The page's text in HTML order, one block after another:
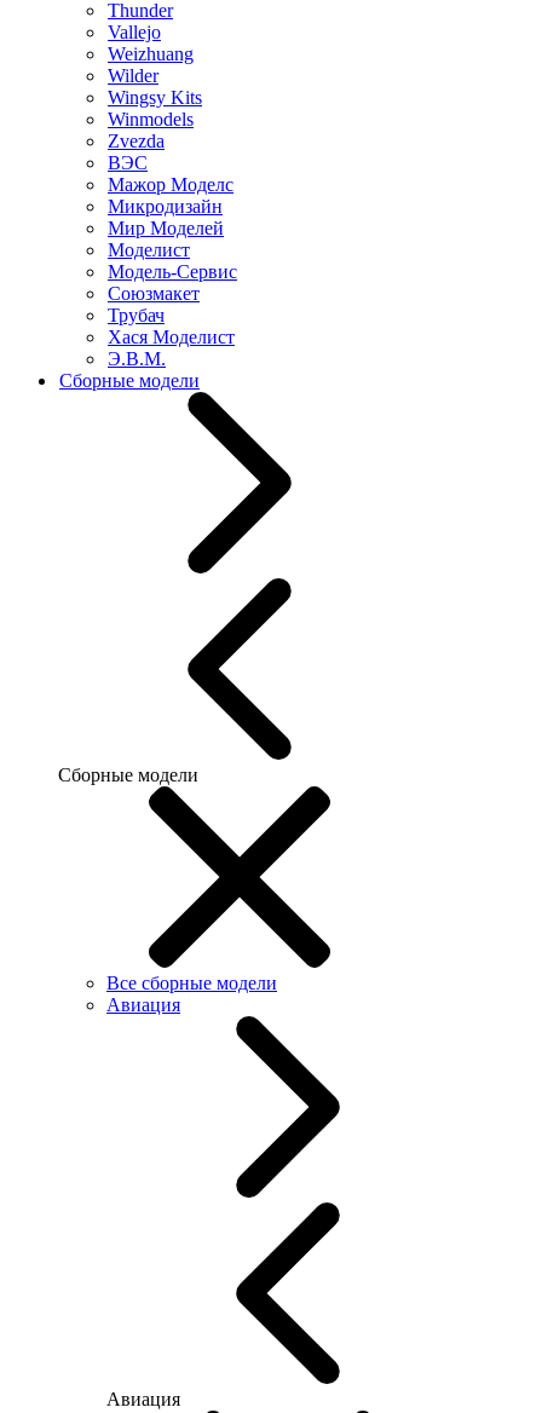
Thunder
Vallejo
Weizhuang
Wilder
Wingsy Kits
Winmodels
Zvezda
ВЭС
Мажор Моделс
Микродизайн
Мир Моделей
Моделист
Модель-Сервис
Союзмакет
Трубач
Хася Моделист
Э.В.М.
Сборные модели
Сборные модели
Все сборные модели
Авиация
Авиация